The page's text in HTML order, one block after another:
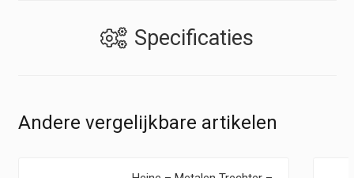
Specificaties
Andere vergelijkbare artikelen